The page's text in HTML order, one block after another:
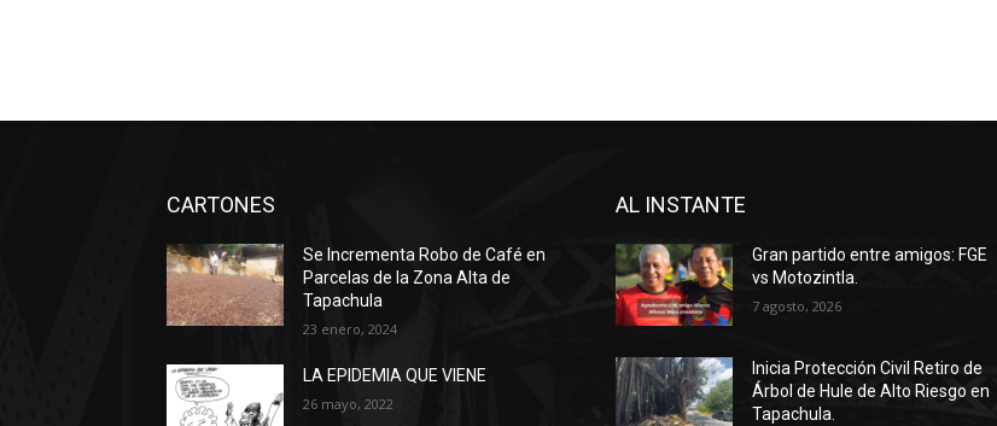
CARTONES
Se Incrementa Robo de Café en
Parcelas de la Zona Alta de
Tapachula
23 enero, 2024
LA EPIDEMIA QUE VIENE
26 mayo, 2022
AL INSTANTE
Gran partido entre amigos: FGE
vs Motozintla.
7 agosto, 2026
Inicia Protección Civil Retiro de
Árbol de Hule de Alto Riesgo en
Tapachula.